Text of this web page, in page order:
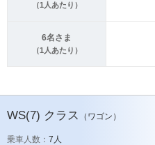
（1人あたり）
6名さま
（1人あたり）
WS(7) クラス （ワゴン）
乗車人数： 7人